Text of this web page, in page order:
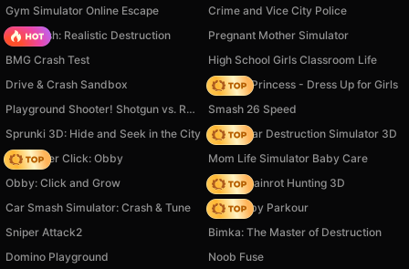
Gym Simulator Online Escape
Crime and Vice City Police
Car Crush: Realistic Destruction
Pregnant Mother Simulator
BMG Crash Test
High School Girls Classroom Life
Drive & Crash Sandbox
Fashion Princess - Dress Up for Girls
Playground Shooter! Shotgun vs. Ragdolls!
Smash 26 Speed
Sprunki 3D: Hide and Seek in the City Online Car Destruction Simulator 3D
Speed per Click: Obby
Mom Life Simulator Baby Care
Obby: Click and Grow
Italian Brainrot Hunting 3D
Car Smash Simulator: Crash & Tune
Your Obby Parkour
Sniper Attack2
Bimka: The Master of Destruction
Domino Playground
Noob Fuse